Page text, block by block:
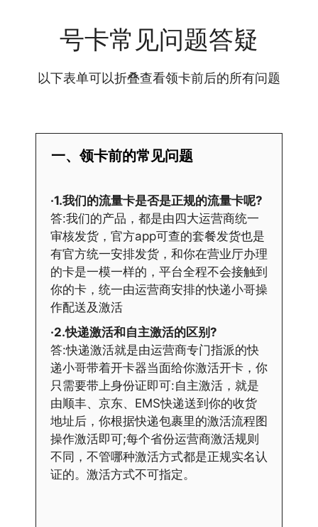
号卡常见问题答疑
以下表单可以折叠查看领卡前后的所有问题
一、领卡前的常见问题
·1.我们的流量卡是否是正规的流量卡呢?
答:我们的产品，都是由四大运营商统一
审核发货，官方app可查的套餐发货也是
有官方统一安排发货，和你在营业厅办理
的卡是一模一样的，平台全程不会接触到
你的卡，统一由运营商安排的快递小哥操
作配送及激活
·2.快递激活和自主激活的区别?
答:快递激活就是由运营商专门指派的快
递小哥带着开卡器当面给你激活开卡，你
只需要带上身份证即可:自主激活，就是
由顺丰、京东、EMS快递送到你的收货
地址后，你根据快递包裹里的激活流程图
操作激活即可;每个省份运营商激活规则
不同，不管哪种激活方式都是正规实名认
证的。激活方式不可指定。